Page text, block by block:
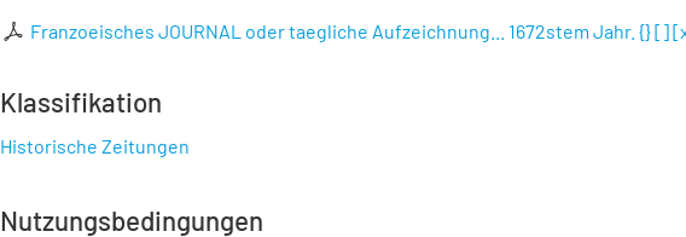
Franzoeisches JOURNAL oder taegliche Aufzeichnung... 1672stem Jahr. {} []
Klassifikation
Historische Zeitungen
Nutzungsbedingungen